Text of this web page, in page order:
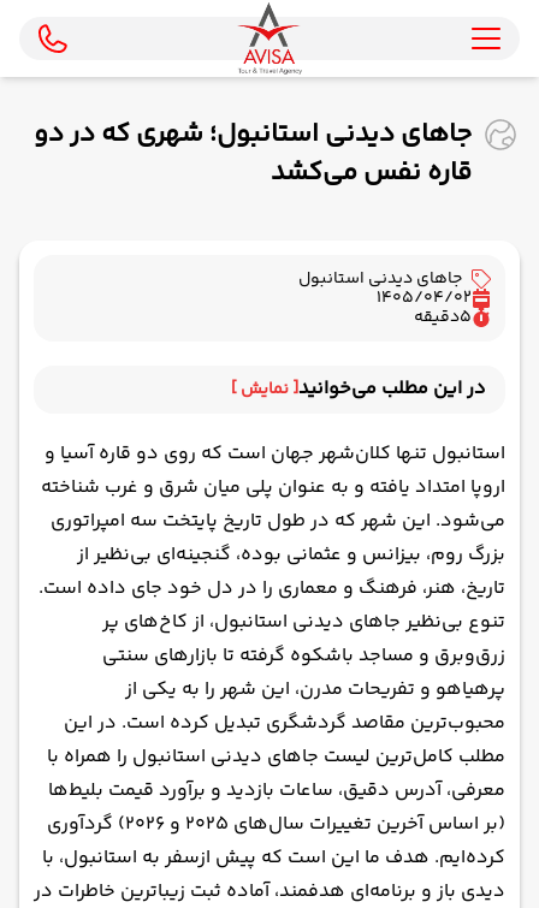
جاهای دیدنی استانبول؛ شهری که در دو
قاره نفس می‌کشد
جاهای دیدنی استانبول
1405/04/02
5دقیقه
در این مطلب می‌خوانید[ نمایش ]
بازارهای تاریخی و مدرن؛ از جاذبه های گردشگری
استانبول
کاخ‌ ها و قصرهای سلطنتی؛ از جاهای دیدنی استانبول
موزه های استانبول؛ سفر به اعماق تاریخ و هنر
مساجد استانبول؛ تلفیق معماری اسلامی و معنویت
برج ها، قلعه ها و نمادهای استانبول؛ نگهبانان
تاریخی بسفر
شگفتی ها و جاهای دیدنی تاریخی استانبول
پارک ها، طبیعت و تفریحات استانبول؛ آدرنالین و
اکسیژن خالص
سواحل استانبول؛ تلاقی آفتاب، ماسه و امواج در دو
قاره
با آویسا تاریخ و شکوه استانبول را زندگی کنید
استانبول تنها کلان‌شهر جهان است که روی دو قاره آسیا و
اروپا امتداد یافته و به عنوان پلی میان شرق و غرب شناخته
می‌شود. این شهر که در طول تاریخ پایتخت سه امپراتوری
بزرگ روم، بیزانس و عثمانی بوده، گنجینه‌ای بی‌نظیر از
تاریخ، هنر، فرهنگ و معماری را در دل خود جای داده است.
تنوع بی‌نظیر جاهای دیدنی استانبول، از کاخ‌های پر
زرق‌وبرق و مساجد باشکوه گرفته تا بازارهای سنتی
پرهیاهو و تفریحات مدرن، این شهر را به یکی از
محبوب‌ترین مقاصد گردشگری تبدیل کرده است. در این
مطلب کامل‌ترین لیست جاهای دیدنی استانبول را همراه با
معرفی، آدرس دقیق، ساعات بازدید و برآورد قیمت بلیط‌ها
(بر اساس آخرین تغییرات سال‌های ۲۰۲۵ و ۲۰۲۶) گردآوری
کرده‌ایم. هدف ما این است که پیش ازسفر به استانبول، با
دیدی باز و برنامه‌ای هدفمند، آماده ثبت زیباترین خاطرات در